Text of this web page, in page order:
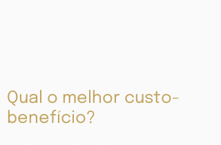
Qual o melhor custo-
benefício?